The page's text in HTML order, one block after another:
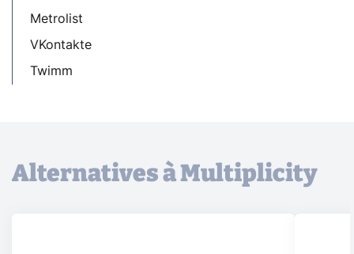
Metrolist
VKontakte
Twimm
Alternatives à Multiplicity